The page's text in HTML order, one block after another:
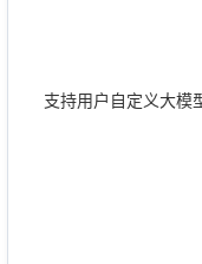
支持用户自定义大模